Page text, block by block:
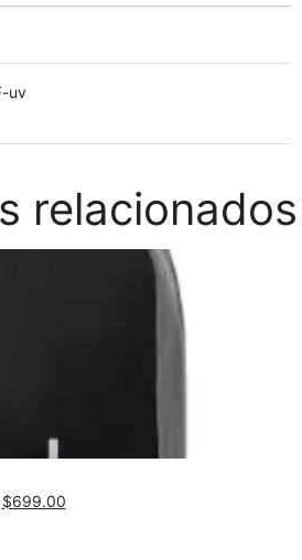
uv
relacionados
Original
$699.00Current